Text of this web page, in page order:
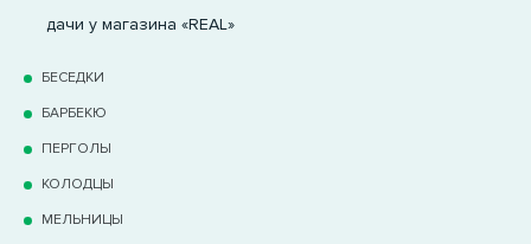
дачи у магазина «REAL»
БЕСЕДКИ
БАРБЕКЮ
ПЕРГОЛЫ
КОЛОДЦЫ
МЕЛЬНИЦЫ